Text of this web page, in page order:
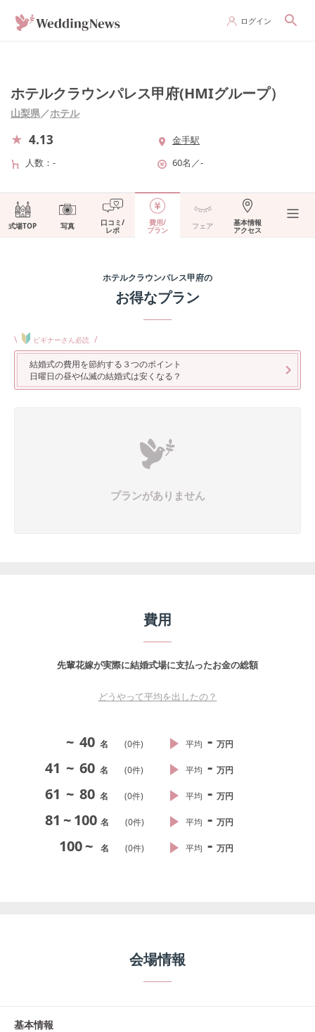
ログイン
ホテルクラウンパレス甲府(HMIグループ）
山梨県／ホテル
4.13
金手駅
人数
- 60名 ／-
式場TOP 写真 口コミ/
レポ
費用/
プラン フェア 基本情報
アクセス
ホテルクラウンパレス甲府の
お得なプラン
\ ビギナーさん必読 /
結婚式の費用を節約する３つのポイント
日曜日の昼や仏滅の結婚式は安くなる？
プランがありません
費用
先輩花嫁が実際に結婚式場に支払ったお金の総額
どうやって平均を出したの？
~ 40 名 (0件) 平均 - 万円
41 ~ 60 名 (0件) 平均 - 万円
61 ~ 80 名 (0件) 平均 - 万円
81 ~100 名 (0件) 平均 - 万円
100~ 名 (0件) 平均 - 万円
会場情報
基本情報